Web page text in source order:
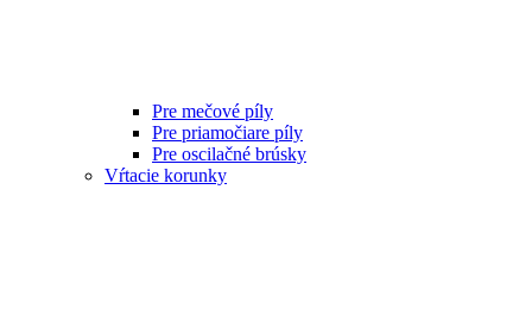
Pre mečové píly
Pre priamočiare píly
Pre oscilačné brúsky
Vŕtacie korunky